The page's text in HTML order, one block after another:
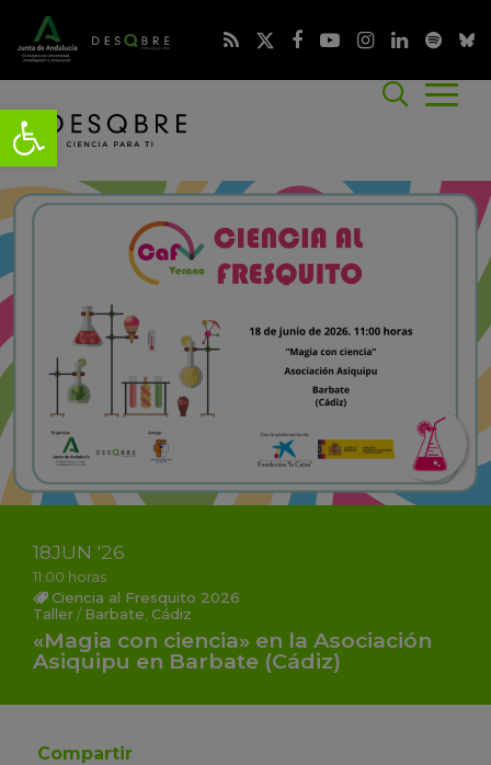
18JUN '26
11:00 horas
Ciencia al Fresquito 2026
Taller / Barbate Cádiz
«Magia con ciencia» en la Asociación
Asiquipu en Barbate (Cádiz)
Compartir